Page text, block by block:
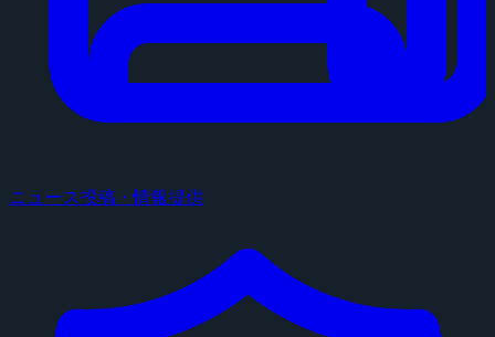
ニュース投稿・情報提供